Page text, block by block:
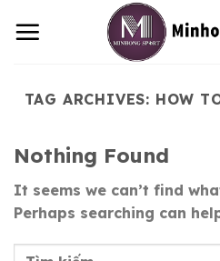
TAG ARCHIVES: HOW
Nothing Found
It seems we can’t find
Perhaps searching can